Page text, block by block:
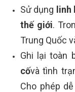
Sử dụng linh
thế giới.
Trung Quốc
Ghi lại toàn
cốvà tình
Cho phép